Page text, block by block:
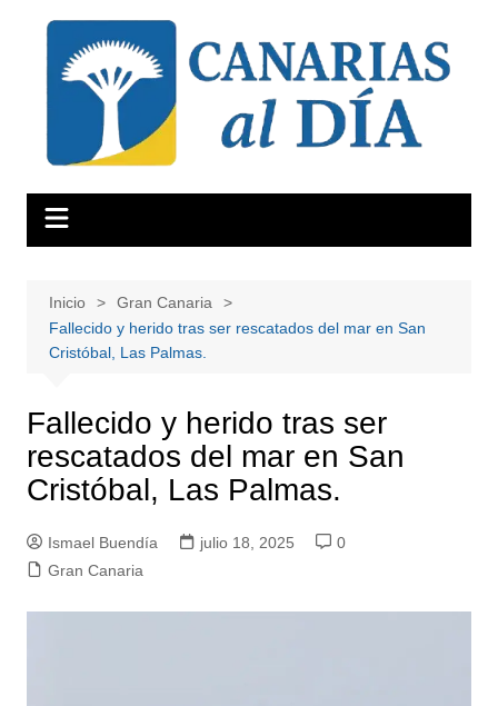
contenido
Inicio
Gran Canaria
Fallecido y herido tras ser rescatados del mar en San
Cristóbal, Las Palmas.
Fallecido y herido tras ser
rescatados del mar en San
Cristóbal, Las Palmas.
Ismael Buendía julio 18, 2025
0
Gran Canaria